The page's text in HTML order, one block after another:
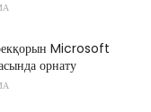
Microsoft
орнату